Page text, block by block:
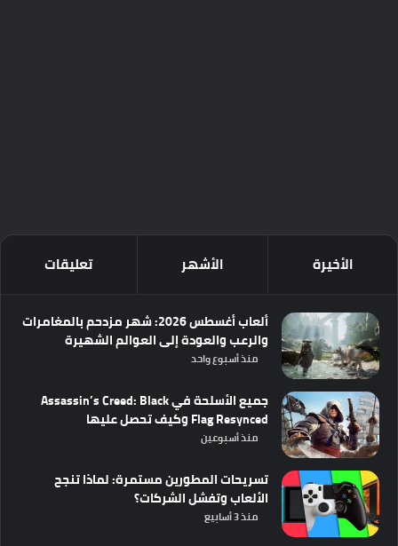
الأخيرة الأشهر تعليقات
ألعاب أغسطس 2026: شهر مزدحم بالمغامرات
والرعب والعودة إلى العوالم الشهيرة
منذ أسبوع واحد
جميع الأسلحة في Assassin’s Creed: Black
Flag Resynced وكيف تحصل عليها
منذ أسبوعين
تسريحات المطورين مستمرة: لماذا تنجح
الألعاب وتفشل الشركات؟
منذ 3 أسابيع